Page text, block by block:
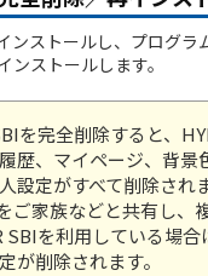
ンストールし、プログラ
ストールします。
を完全削除すると、
歴、マイページ、背景
設定がすべて削除され
ご家族などと共有し、
SBIを利用している場
が削除されます。